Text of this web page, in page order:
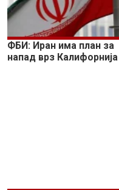
ФБИ: Иран има план за
напад врз Калифорнија